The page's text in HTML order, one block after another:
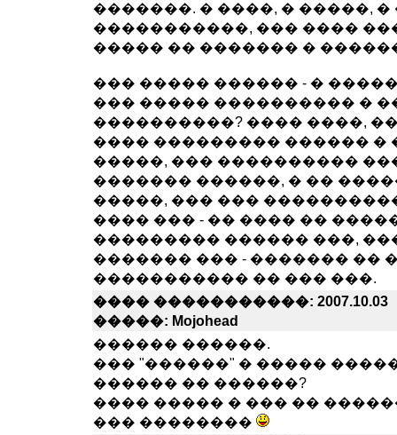
�������. � ����, � �����,
�����������, ��� ����
����� �� ������� �
��� ����� ������ - �
��� ����� ���������� �
����������? ���� ����,
���� ��������� ������ �
�����, ��� ����������
������� ������, � ��
�����, ��� ���
���� ��� - �� ���� ��
��������� ������ ���,
������� ��� - ������� ��
����������� �� ��� ���.
���� �����������: 2007.10.03
�����: Mojohead
������ ������.
��� "������" � �����
������ �� ������?
���� ����� � ��� ��
��� ��������